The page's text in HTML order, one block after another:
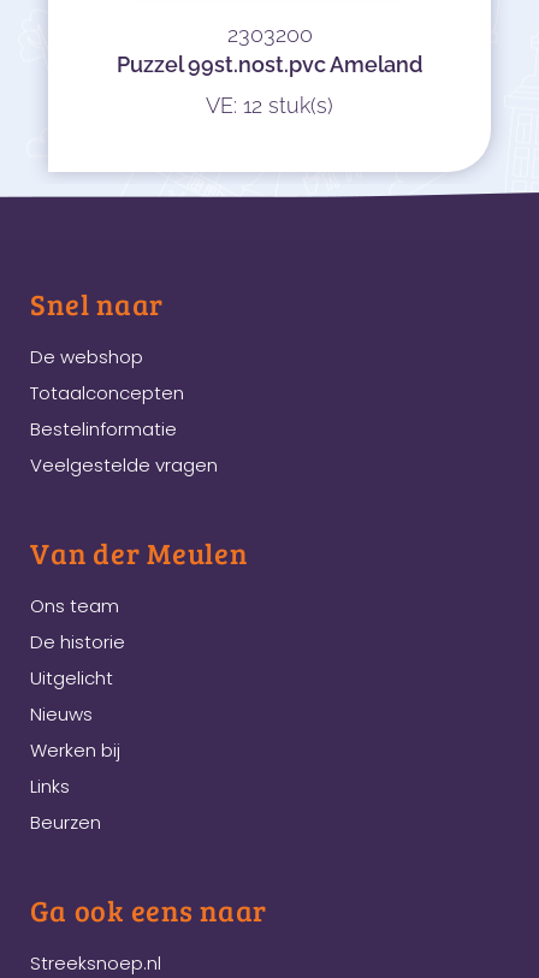
2303200
Puzzel 99st.nost.pvc Ameland
VE: 12 stuk(s)
Snel naar
De webshop
Totaalconcepten
Bestelinformatie
Veelgestelde vragen
Van der Meulen
Ons team
De historie
Uitgelicht
Nieuws
Werken bij
Links
Beurzen
Ga ook eens naar
Streeksnoep.nl